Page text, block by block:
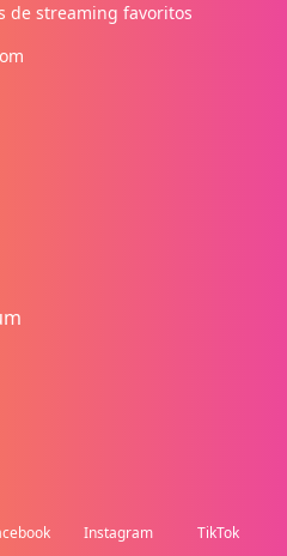
de streaming favoritos
Instagram TikTok